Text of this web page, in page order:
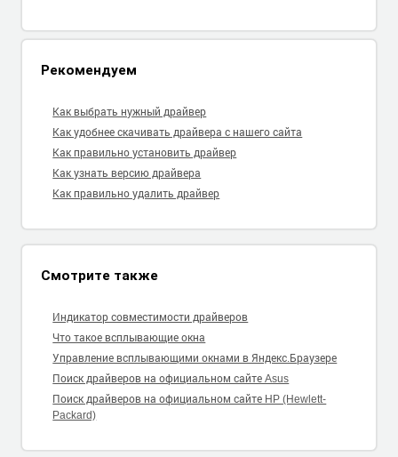
Рекомендуем
Как выбрать нужный драйвер
Как удобнее скачивать драйвера с нашего сайта
Как правильно установить драйвер
Как узнать версию драйвера
Как правильно удалить драйвер
Смотрите также
Индикатор совместимости драйверов
Что такое всплывающие окна
Управление всплывающими окнами в Яндекс.Браузере
Поиск драйверов на официальном сайте Asus
Поиск драйверов на официальном сайте HP (Hewlett-
Packard)